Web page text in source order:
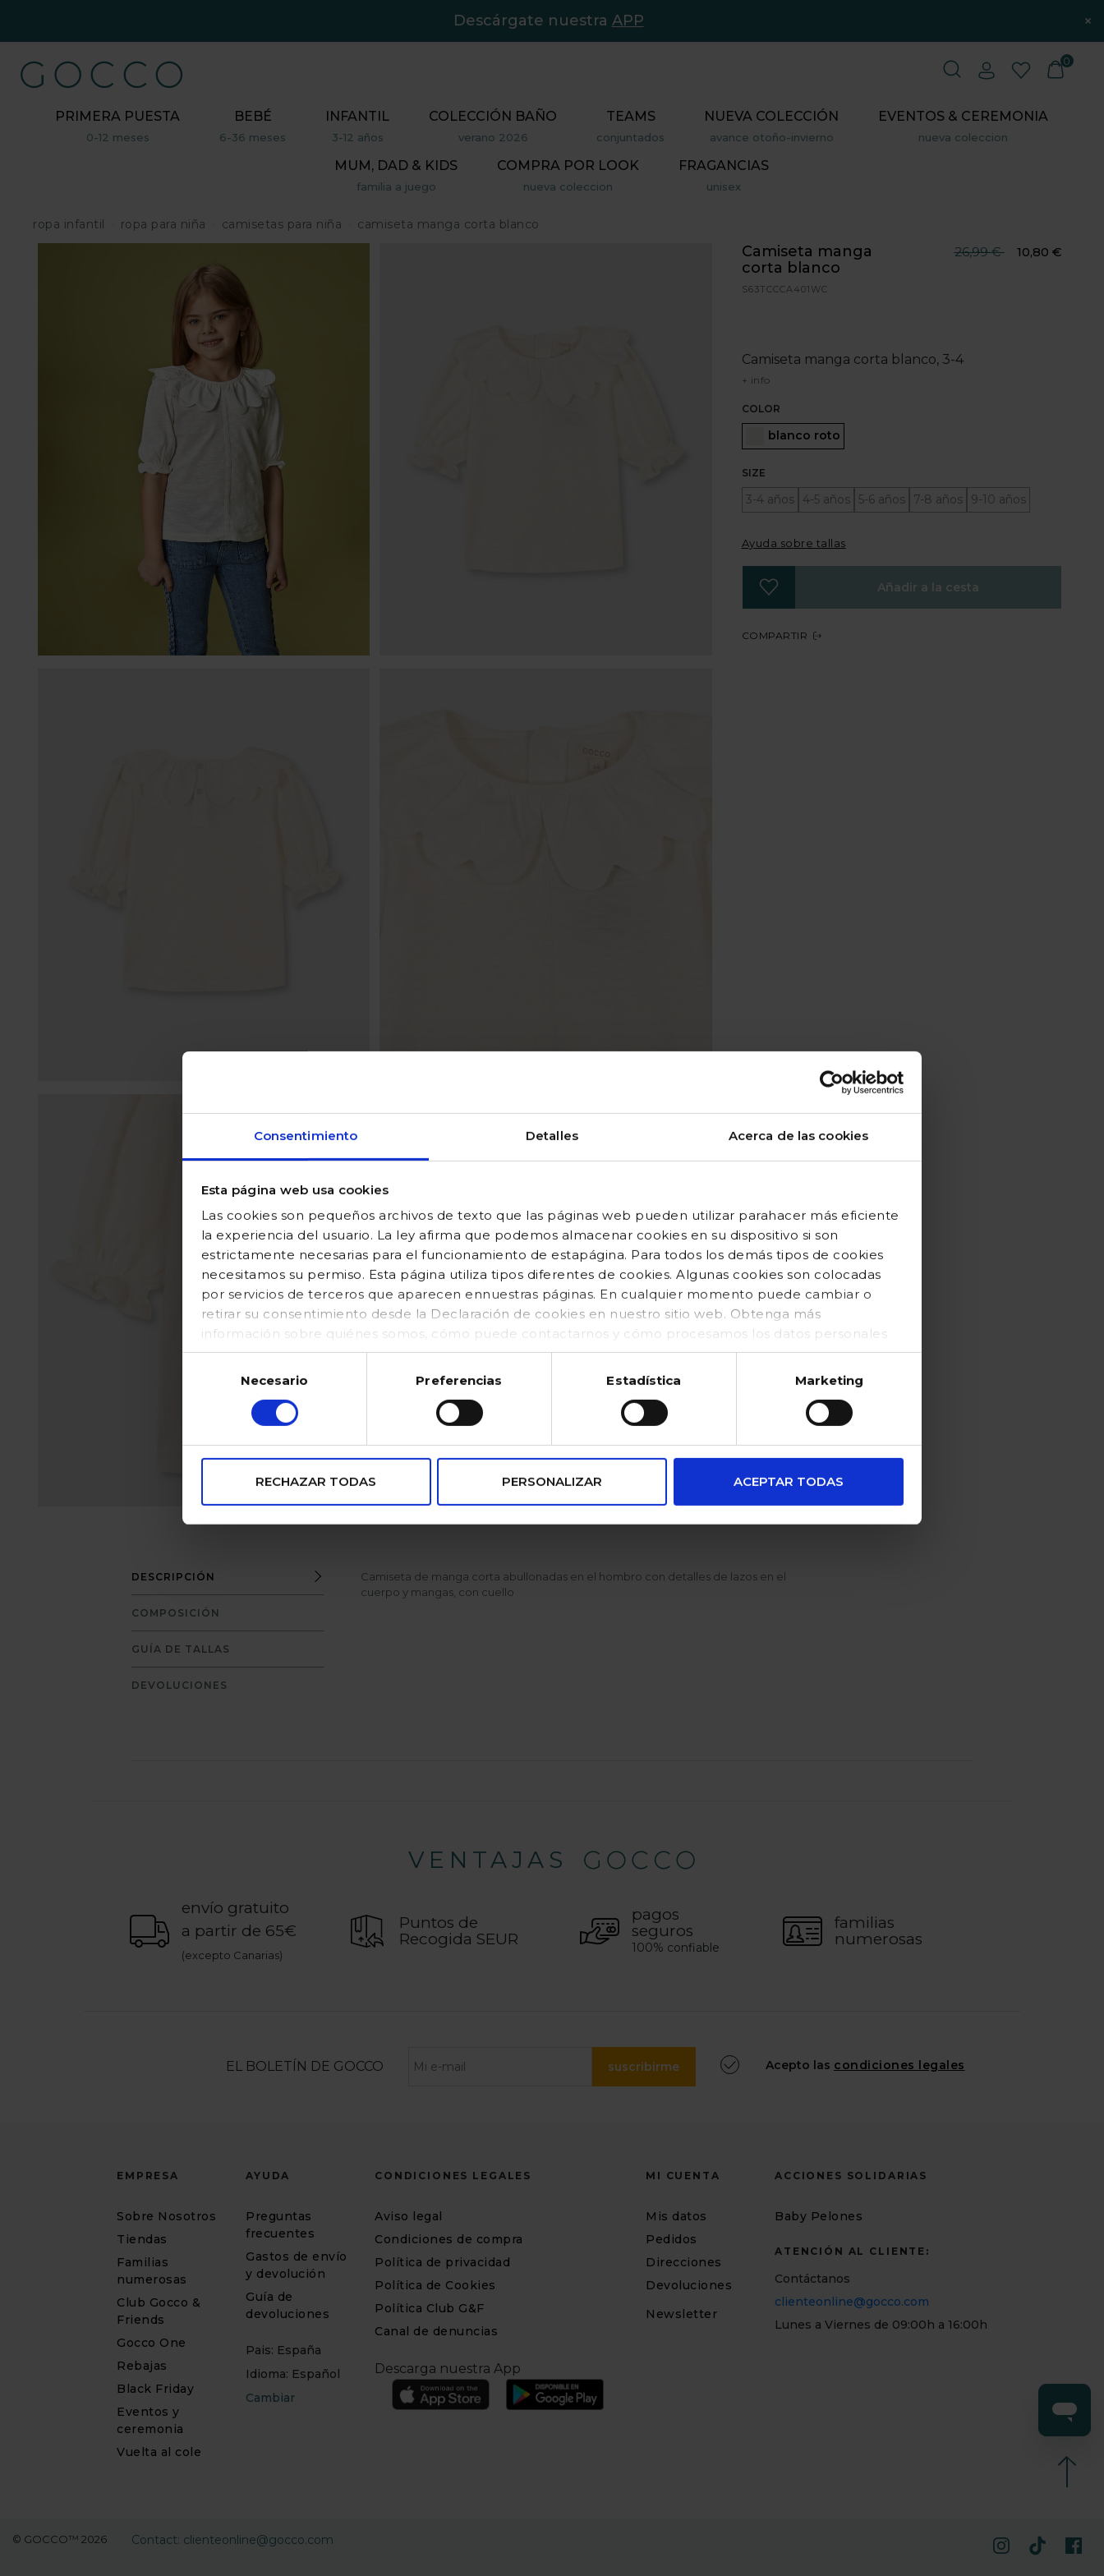
Consentimiento Detalles Acerca de las cookies
Esta página web usa cookies
Las cookies son pequeños archivos de texto que las páginas web pueden utilizar parahacer más eficiente
la experiencia del usuario. La ley afirma que podemos almacenar cookies en su dispositivo si son
estrictamente necesarias para el funcionamiento de estapágina. Para todos los demás tipos de cookies
necesitamos su permiso. Esta página utiliza tipos diferentes de cookies. Algunas cookies son colocadas
por servicios de terceros que aparecen ennuestras páginas. En cualquier momento puede cambiar o
retirar su consentimiento desde la Declaración de cookies en nuestro sitio web. Obtenga más
información sobre quiénes somos, cómo puede contactarnos y cómo procesamos los datos personales
en nuestraPolítica de cookies (https://www.gocco.es/cookies-policy.html)
consentimiento
Necesario Preferencias Estadística Marketing
RECHAZAR TODAS PERSONALIZAR ACEPTAR TODAS
Descárgate nuestra APP ×
PRIMERA PUESTA
0-12 meses
BEBÉ
6-36 meses
INFANTIL
3-12 años
COLECCIÓN BAÑO
verano 2026
TEAMS
conjuntados
NUEVA COLECCIÓN
avance otoño-invierno
EVENTOS & CEREMONIA
nueva coleccion
MUM, DAD & KIDS
familia a juego
COMPRA POR LOOK
nueva coleccion
FRAGANCIAS
unisex
0
ropa infantil ropa para niña camisetas para niña camiseta manga corta blanco
Camiseta manga
corta blanco
Precio reducido desde
26,99 €hasta
10,80 €
S63TCCCA401WC
Camiseta manga corta blanco, 3-4
+ info
COLOR
blanco roto
Seleccionado
SIZE
3-4 años 4-5 años 5-6 años 7-8 años 9-10 años
Ayuda sobre tallas
Añadir a la cesta
COMPARTIR
DESCRIPCIÓN
COMPOSICIÓN
GUÍA DE TALLAS
DEVOLUCIONES
Camiseta de manga corta abullonadas en el hombro con detalles de lazos en el
cuerpo y mangas, con cuello
VENTAJAS
envío gratuito
a partir de 65€
(excepto Canarias)
Puntos de
Recogida SEUR
pagos
seguros
100% confiable
familias
numerosas
EL BOLETÍN DE GOCCO suscribirme Acepto las condiciones legales
EMPRESA
Sobre Nosotros
Tiendas
Familias
numerosas
Club Gocco &
Friends
Gocco One
Rebajas
Black Friday
Eventos y
ceremonia
Vuelta al cole
AYUDA
Preguntas
frecuentes
Gastos de envío
y devolución
Guía de
devoluciones
Pais: España
Idioma: Español
Cambiar
CONDICIONES LEGALES
Aviso legal
Condiciones de compra
Política de privacidad
Política de Cookies
Política Club G&F
Canal de denuncias
Descarga nuestra App
MI CUENTA
Mis datos
Pedidos
Direcciones
Devoluciones
Newsletter
ACCIONES SOLIDARIAS
Baby Pelones
ATENCIÓN AL CLIENTE:
Contáctanos
clienteonline@gocco.com
Lunes a Viernes de 09:00h a 16:00h
© GOCCO™ 2026 Contact: clienteonline@gocco.com